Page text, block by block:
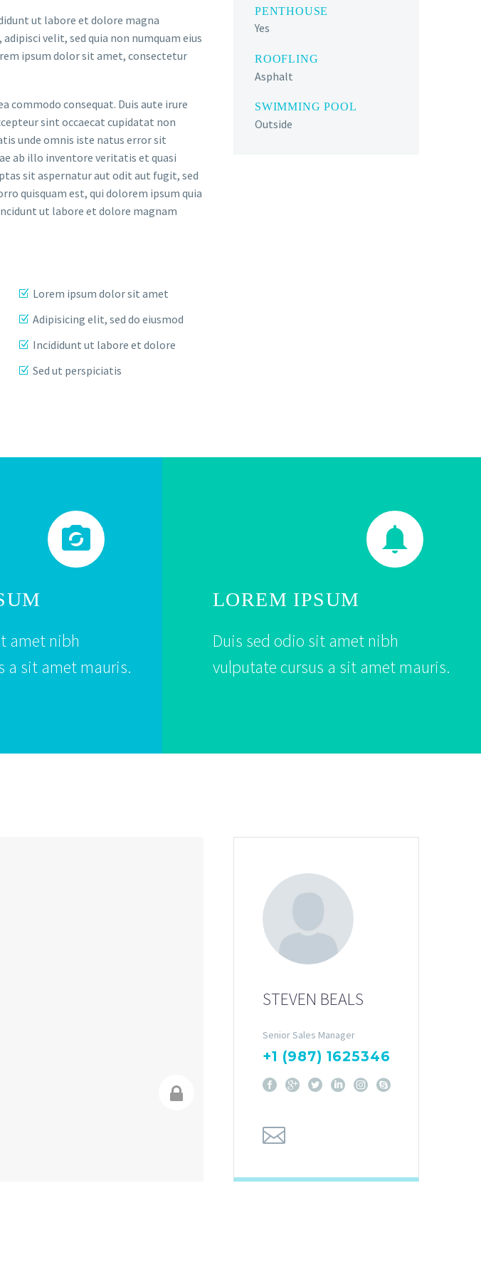
ut labore et dolore magna
velit, sed quia non numquam eius
ipsum dolor sit amet, consectetur
commodo consequat. Duis aute irure
sint occaecat cupidatat non
unde omnis iste natus error sit
ab illo inventore veritatis et quasi
sit aspernatur aut odit aut fugit, sed
quisquam est, qui dolorem ipsum quia
ut labore et dolore magnam
Lorem ipsum dolor sit amet
Adipisicing elit, sed do eiusmod
Incididunt ut labore et dolore
Sed ut perspiciatis
PENTHOUSE
Yes
ROOFLING
Asphalt
SWIMMING POOL
Outside


amet nibh
a sit amet mauris.


LOREM IPSUM
Duis sed odio sit amet nibh
vulputate cursus a sit amet mauris.
STEVEN BEALS
Senior Sales Manager
+1 (987) 1625346